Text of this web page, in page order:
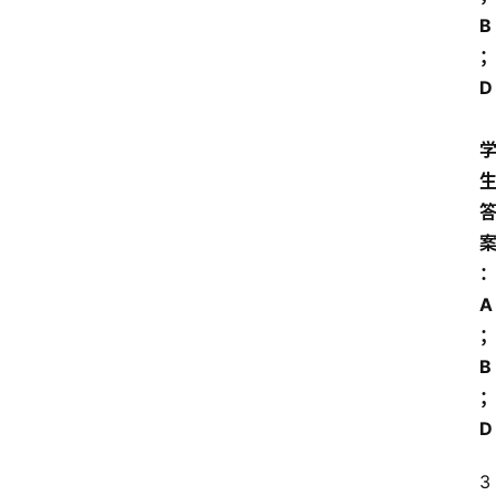
B
；
D
学
生
答
案
：
A
；
B
；
D
3